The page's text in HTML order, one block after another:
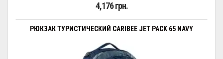
4,176 грн.
РЮКЗАК ТУРИСТИЧЕСКИЙ CARIBEE JET PACK 65 NAVY